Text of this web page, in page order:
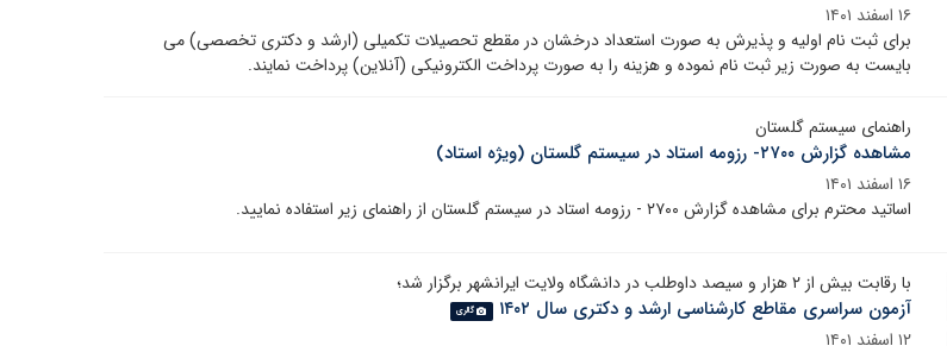
۱۶ اسفند ۱۴۰۱
برای ثبت نام اولیه و پذیرش به صورت استعداد درخشان در مقطع تحصیلات تکمیلی (ارشد و دکتری تخصصی) می
بایست به صورت زیر ثبت نام نموده و هزینه را به صورت پرداخت الکترونیکی (آنلاین) پرداخت نمایند.
راهنمای سیستم گلستان
مشاهده گزارش ۲۷۰۰- رزومه استاد در سیستم گلستان (ویژه استاد)
۱۶ اسفند ۱۴۰۱
اساتید محترم برای مشاهده گزارش ۲۷۰۰ - رزومه استاد در سیستم گلستان از راهنمای زیر استفاده نمایید.
با رقابت بیش از ۲ هزار و سیصد داوطلب در دانشگاه ولایت ایرانشهر برگزار شد؛
آزمون سراسری مقاطع کارشناسی ارشد و دکتری سال ۱۴۰۲ گالری
۱۲ اسفند ۱۴۰۱